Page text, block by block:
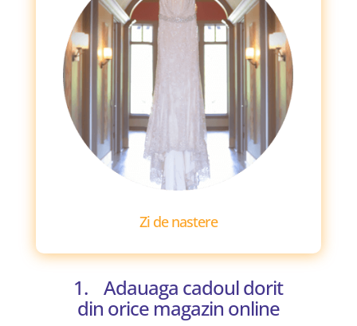
Zi de nastere
1. Adauaga cadoul dorit
din orice magazin online